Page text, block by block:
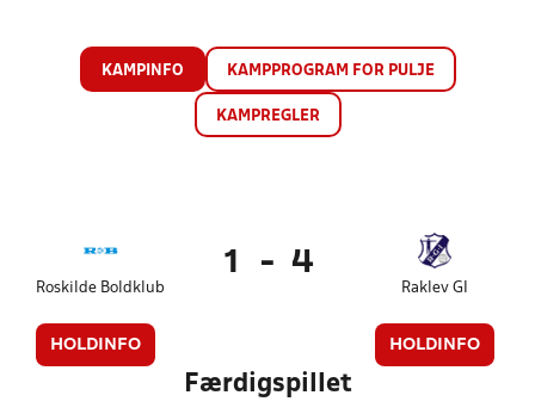
KAMPINFO KAMPPROGRAM FOR PULJE
KAMPREGLER
Roskilde Boldklub
HOLDINFO
1 - 4
Raklev GI
HOLDINFO
Færdigspillet